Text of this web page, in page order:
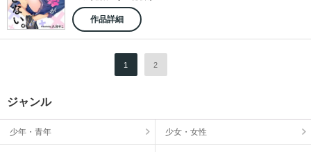
作品詳細
1 2
ジャンル
少年・青年 少女・女性